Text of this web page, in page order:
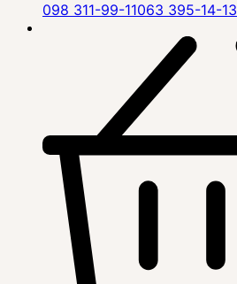
098 311-99-11063 395-14-13